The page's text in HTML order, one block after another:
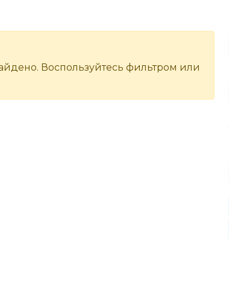
Воспользуйтесь фильтром или